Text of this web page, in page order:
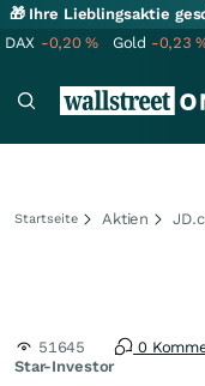
🎁 Ihre Lieblingsaktie
DAX -0,20% Gold -0,23
Startseite Aktien
Star-Investor
51645 0